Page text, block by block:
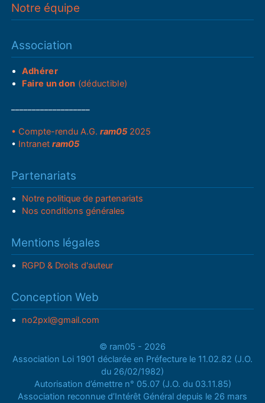
Notre équipe
Association
Adhérer
Faire un don (déductible)
• Compte-rendu A.G.ram05 2025
• Intranetram05
Partenariats
Notre politique de partenariats
Nos conditions générales
Mentions légales
RGPD & Droits d'auteur
Conception Web
no2pxl@gmail.com
© ram05 - 2026
Association Loi 1901 déclarée en Préfecture le 11.02.82 (J.O.
du 26/02/1982)
Autorisation d’émettre n° 05.07 (J.O. du 03.11.85)
Association reconnue d’Intérêt Général depuis le 26 mars